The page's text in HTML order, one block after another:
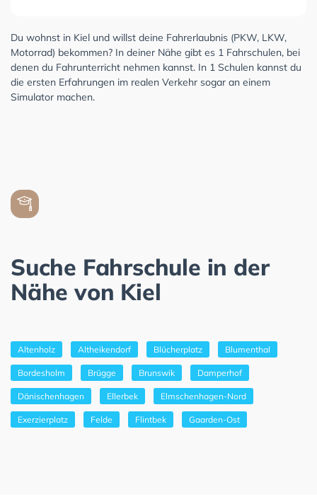
Du wohnst in Kiel und willst deine Fahrerlaubnis (PKW, LKW,
Motorrad) bekommen? In deiner Nähe gibt es 1 Fahrschulen, bei
denen du Fahrunterricht nehmen kannst. In 1 Schulen kannst du
die ersten Erfahrungen im realen Verkehr sogar an einem
Simulator machen.
Suche Fahrschule in der
Nähe von Kiel
Altenholz Altheikendorf Blücherplatz Blumenthal
Bordesholm Brügge Brunswik Damperhof
Dänischenhagen Ellerbek Elmschenhagen-Nord
Exerzierplatz Felde Flintbek Gaarden-Ost